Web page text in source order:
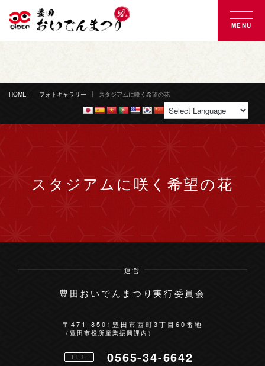
MENU
おいでん踊り
花火大会
協賛のご案内
お問い合わせ
HOME フォトギャラリー スタジアムに咲く希望の花
スタジアムに咲く希望の花
運営
豊田おいでんまつり実行委員会
〒471-8501 豊田市西町3丁目60番地
（豊田市役所産業振興課内）
TEL 0565-34-6642